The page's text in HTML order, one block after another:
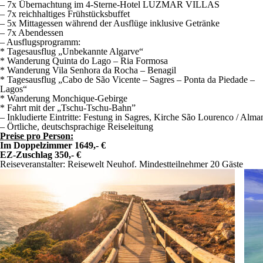
– 7x Übernachtung im 4-Sterne-Hotel LUZMAR VILLAS
– 7x reichhaltiges Frühstücksbuffet
– 5x Mittagessen während der Ausflüge inklusive Getränke
– 7x Abendessen
– Ausflugsprogramm:
* Tagesausflug „Unbekannte Algarve“
* Wanderung Quinta do Lago – Ria Formosa
* Wanderung Vila Senhora da Rocha – Benagil
* Tagesausflug „Cabo de São Vicente – Sagres – Ponta da Piedade –
Lagos“
* Wanderung Monchique-Gebirge
* Fahrt mit der „Tschu-Tschu-Bahn”
– Inkludierte Eintritte: Festung in Sagres, Kirche São Lourenco /
– Örtliche, deutschsprachige Reiseleitung
Preise pro Person:
Im Doppelzimmer 1649,- €
EZ-Zuschlag 350,- €
Reiseveranstalter: Reisewelt Neuhof. Mindestteilnehmer 20 Gäste